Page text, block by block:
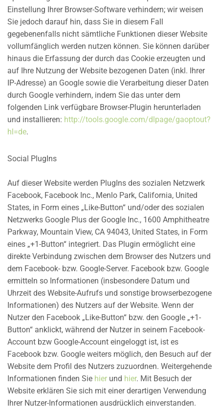
Einstellung Ihrer Browser-Software verhindern; wir weisen
Sie jedoch darauf hin, dass Sie in diesem Fall
gegebenenfalls nicht sämtliche Funktionen dieser Website
vollumfänglich werden nutzen können. Sie können darüber
hinaus die Erfassung der durch das Cookie erzeugten und
auf Ihre Nutzung der Website bezogenen Daten (inkl. Ihrer
IP-Adresse) an Google sowie die Verarbeitung dieser Daten
durch Google verhindern, indem Sie das unter dem
folgenden Link verfügbare Browser-Plugin herunterladen
und installieren: http://tools.google.com/dlpage/gaoptout?
hl=de.
Social PlugIns
Auf dieser Website werden PlugIns des sozialen Netzwerk
Facebook, Facebook Inc., Menlo Park, California, United
States, in Form eines „Like-Button“ und/oder des sozialen
Netzwerks Google Plus der Google Inc., 1600 Amphitheatre
Parkway, Mountain View, CA 94043, United States, in Form
eines „+1-Button“ integriert. Das Plugin ermöglicht eine
direkte Verbindung zwischen dem Browser des Nutzers und
dem Facebook- bzw. Google-Server. Facebook bzw. Google
ermitteln so Informationen (insbesondere Datum und
Uhrzeit des Website-Aufrufs und sonstige browserbezogene
Informationen) des Nutzers auf der Website. Wenn der
Nutzer den Facebook „Like-Button“ bzw. den Google „+1-
Button“ anklickt, während der Nutzer in seinem Facebook-
Account bzw Google-Account eingeloggt ist, ist es
Facebook bzw. Google weiters möglich, den Besuch auf der
Website dem Profil des Nutzers zuzuordnen. Weitergehende
Informationen finden Sie hier und hier. Mit Besuch der
Website erklären Sie sich mit einer derartigen Verwendung
Ihrer Nutzer-Informationen ausdrücklich einverstanden.